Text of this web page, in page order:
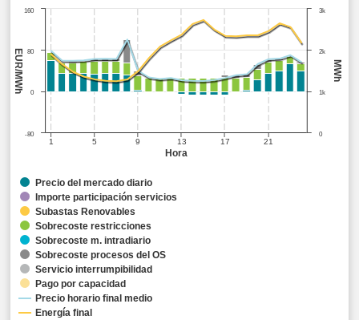
Hora
MWh
EUR/MWh
1 5 9 13 17 21
0
3k
1k
2k
0
-80
80
160
Precio del mercado diario
Importe participación servicios
Subastas Renovables
Sobrecoste restricciones
Sobrecoste m. intradiario
Sobrecoste procesos del OS
Servicio interrumpibilidad
Pago por capacidad
Precio horario final medio
Energía final